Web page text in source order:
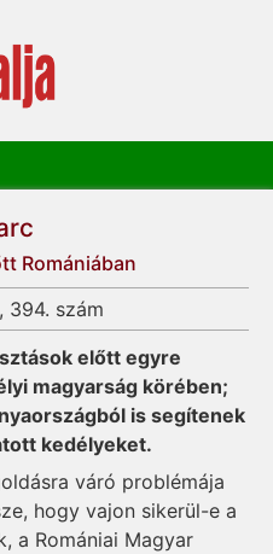
Romániában
394. szám
előtt egyre
magyarság körében;
is segítenek
kedélyeket.
váró problémája
hogy vajon sikerül-e a
a Romániai Magyar